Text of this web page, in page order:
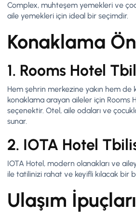
Complex, muhteşem yemekleri ve
aile yemekleri için ideal bir seçimdir.
Konaklama
1. Rooms Hotel
Hem şehrin merkezine yakın hem de
konaklama arayan aileler için Rooms
seçenektir. Otel, aile odaları ve
sunar.
2. IOTA Hotel
IOTA Hotel, modern olanakları ve
ile tatilinizi rahat ve keyifli kılacak bir
Ulaşım İpuçları